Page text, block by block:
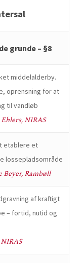
grunde – §8
middelalderby.
oprensning for at
til vandløb
NIRAS
etablere et
lossepladsområde
Rambøll
af kraftigt
– fortid, nutid og